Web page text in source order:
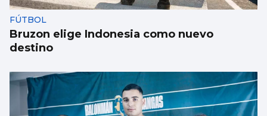
FÚTBOL
Bruzon elige Indonesia como nuevo
destino